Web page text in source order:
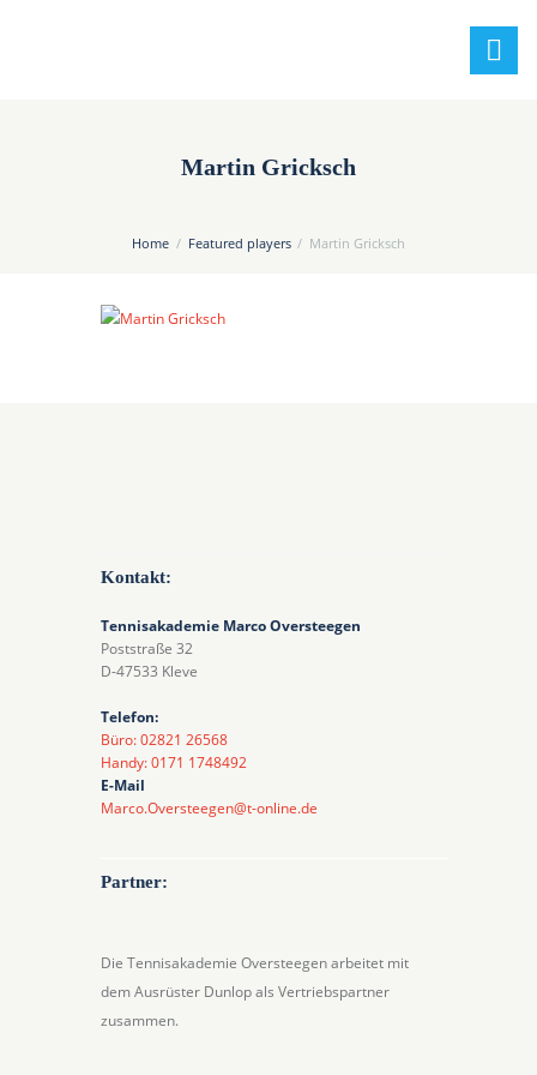
Martin Gricksch
Home Featured players Martin Gricksch
Kontakt:
Tennisakademie Marco Oversteegen
Poststraße 32
D-47533 Kleve
Telefon:
Büro: 02821 26568
Handy: 0171 1748492
E-Mail
Marco.Oversteegen@t-online.de
Partner:
Die Tennisakademie Oversteegen arbeitet mit
dem Ausrüster Dunlop als Vertriebspartner
zusammen.